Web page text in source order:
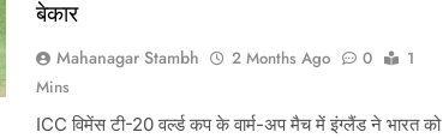
बेकार
Mahanagar Stambh 2 Months Ago 0
1
Mins
ICC विमेंस टी-20 वर्ल्ड कप के वार्म-अप मैच में इंग्लैंड ने भारत को